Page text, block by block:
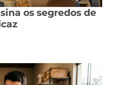
os segredos de